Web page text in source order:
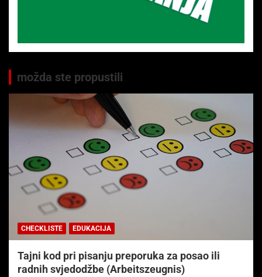
možda ste propustili
CHECKLISTE EDUKACIJA
Tajni kod pri pisanju preporuka za posao ili
radnih svjedodžbe (Arbeitszeugnis)